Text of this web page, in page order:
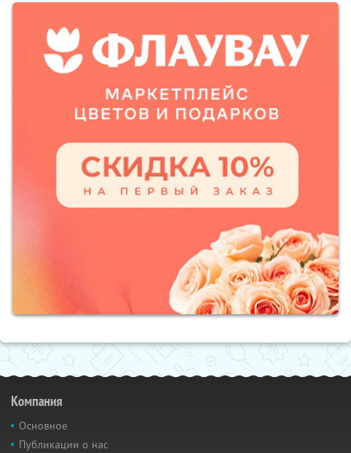
Компания
Основное
Публикации о нас